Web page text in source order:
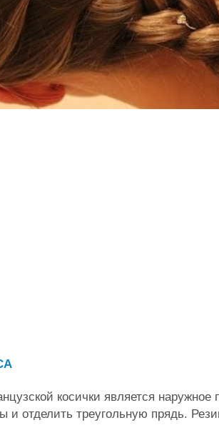
косички является наружное
и отделить треугольную прядь.